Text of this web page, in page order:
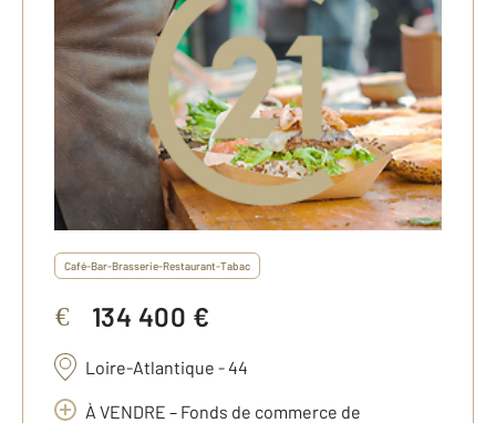
Café-Bar-Brasserie-Restaurant-Tabac
€ 134 400 €
Loire-Atlantique - 44
À VENDRE – Fonds de commerce de